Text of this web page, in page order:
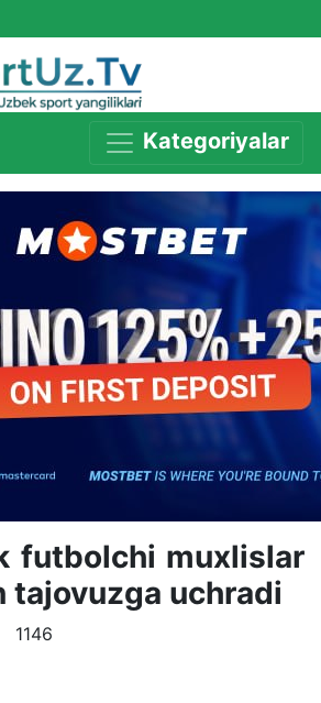
Kategoriyalar
futbolchi muxlislar
tajovuzga uchradi
1146